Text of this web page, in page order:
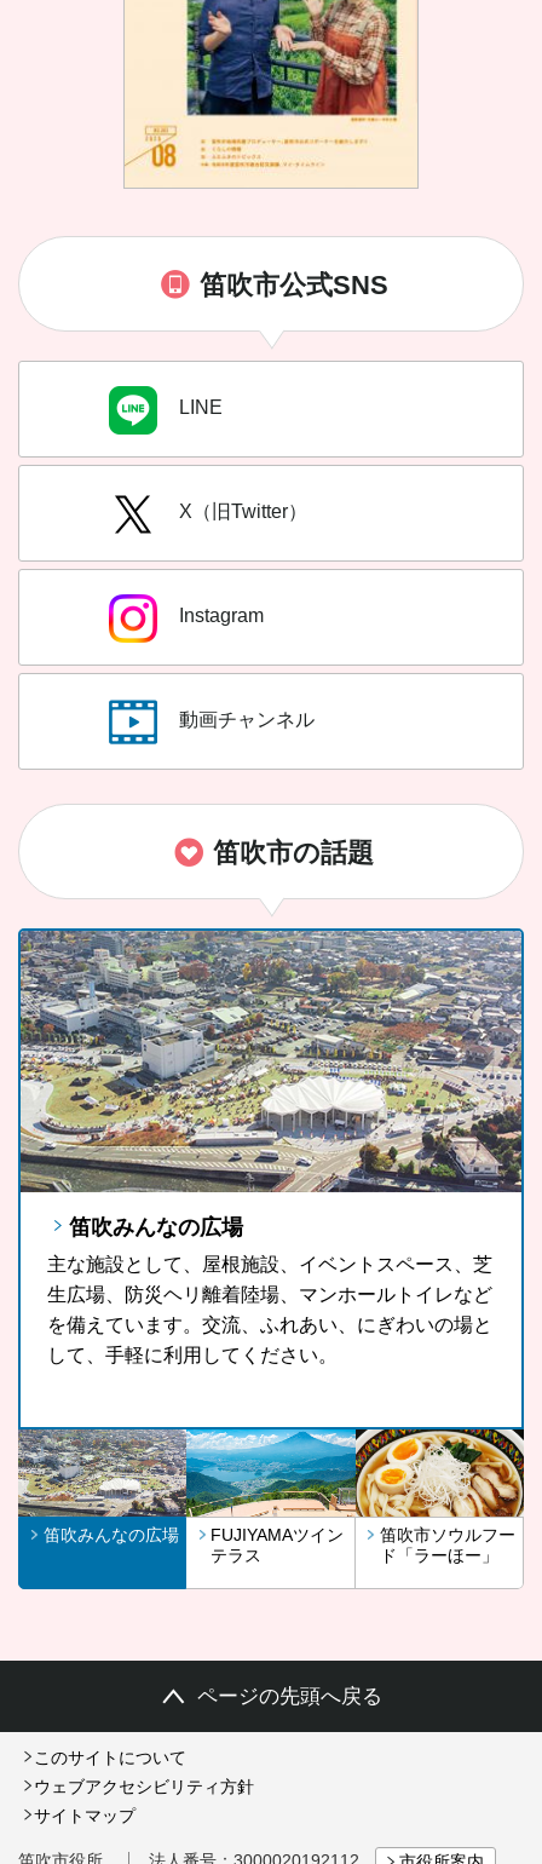
笛吹市公式SNS
LINE
X（旧Twitter）
Instagram
動画チャンネル
笛吹市の話題
笛吹みんなの広場
主な施設として、屋根施設、イベントスペース、芝
生広場、防災ヘリ離着陸場、マンホールトイレなど
を備えています。交流、ふれあい、にぎわいの場と
して、手軽に利用してください。
FUJIYAMAツインテラス
FUJIYAMAツインテラスは、河口湖や山中湖、世界
文化遺産に登録されている富士山が一望できる眺望
スポットです。
笛吹市ソウルフード「ラーほー」
山梨県の郷土料理である「ほうとう」をもっと気軽
に、もっと多くの観光客の皆さんに、また地域の皆
さんに召し上がっていただきたいという思いから開
発したラーほー。お気に入りの1杯を見つけてみま
笛吹みんなの広場
FUJIYAMAツイン
テラス
笛吹市ソウルフー
ド「ラーほー」
ページの先頭へ戻る
このサイトについて
ウェブアクセシビリティ方針
サイトマップ